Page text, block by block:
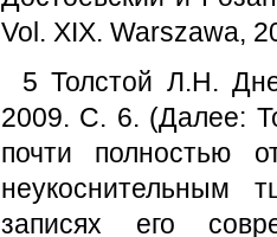
Vol. XIX. Warszawa,
5 Толстой Л.Н.
2009. С. 6. (Далее:
почти полностью
неукоснительным
записях его